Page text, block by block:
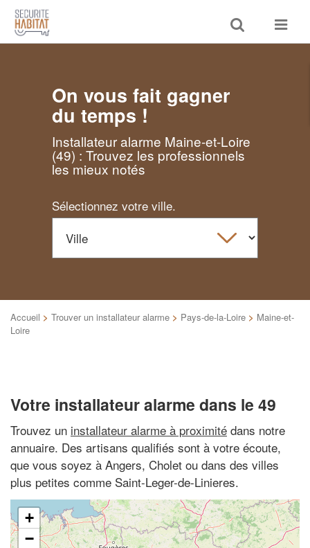
Toggle
search
Toggle
On vous fait gagner
du temps !
Installateur alarme Maine-et-Loire
(49) : Trouvez les professionnels
les mieux notés
Sélectionnez votre ville.
Accueil > Trouver un installateur alarme > Pays-de-la-Loire > Maine-et-
Loire
Votre installateur alarme dans le 49
Trouvez un installateur alarme à proximité dans notre
annuaire. Des artisans qualifiés sont à votre écoute,
que vous soyez à Angers, Cholet ou dans des villes
plus petites comme Saint-Leger-de-Linieres.
+
−